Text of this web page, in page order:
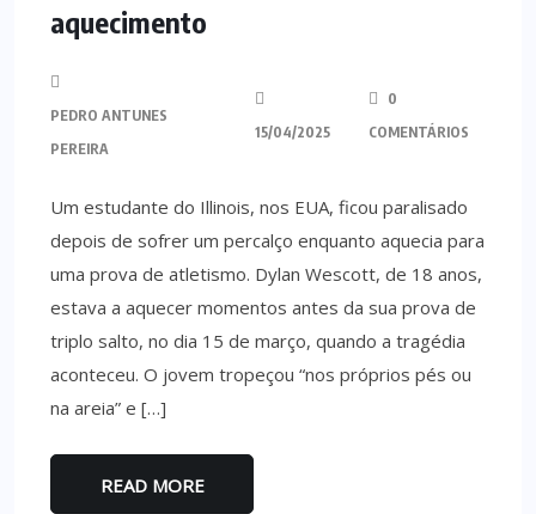
aquecimento
PEDRO ANTUNES
PEREIRA
15/04/2025
0
COMENTÁRIOS
Um estudante do Illinois, nos EUA, ficou paralisado
depois de sofrer um percalço enquanto aquecia para
uma prova de atletismo. Dylan Wescott, de 18 anos,
estava a aquecer momentos antes da sua prova de
triplo salto, no dia 15 de março, quando a tragédia
aconteceu. O jovem tropeçou “nos próprios pés ou
na areia” e […]
READ MORE